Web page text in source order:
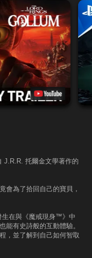
J.R.R. 托爾金文學著作的
為了拾回自己的寶貝，
生在與《魔戒現身™》中
能有史詩般的互動體驗。
，並了解到自己如何智取